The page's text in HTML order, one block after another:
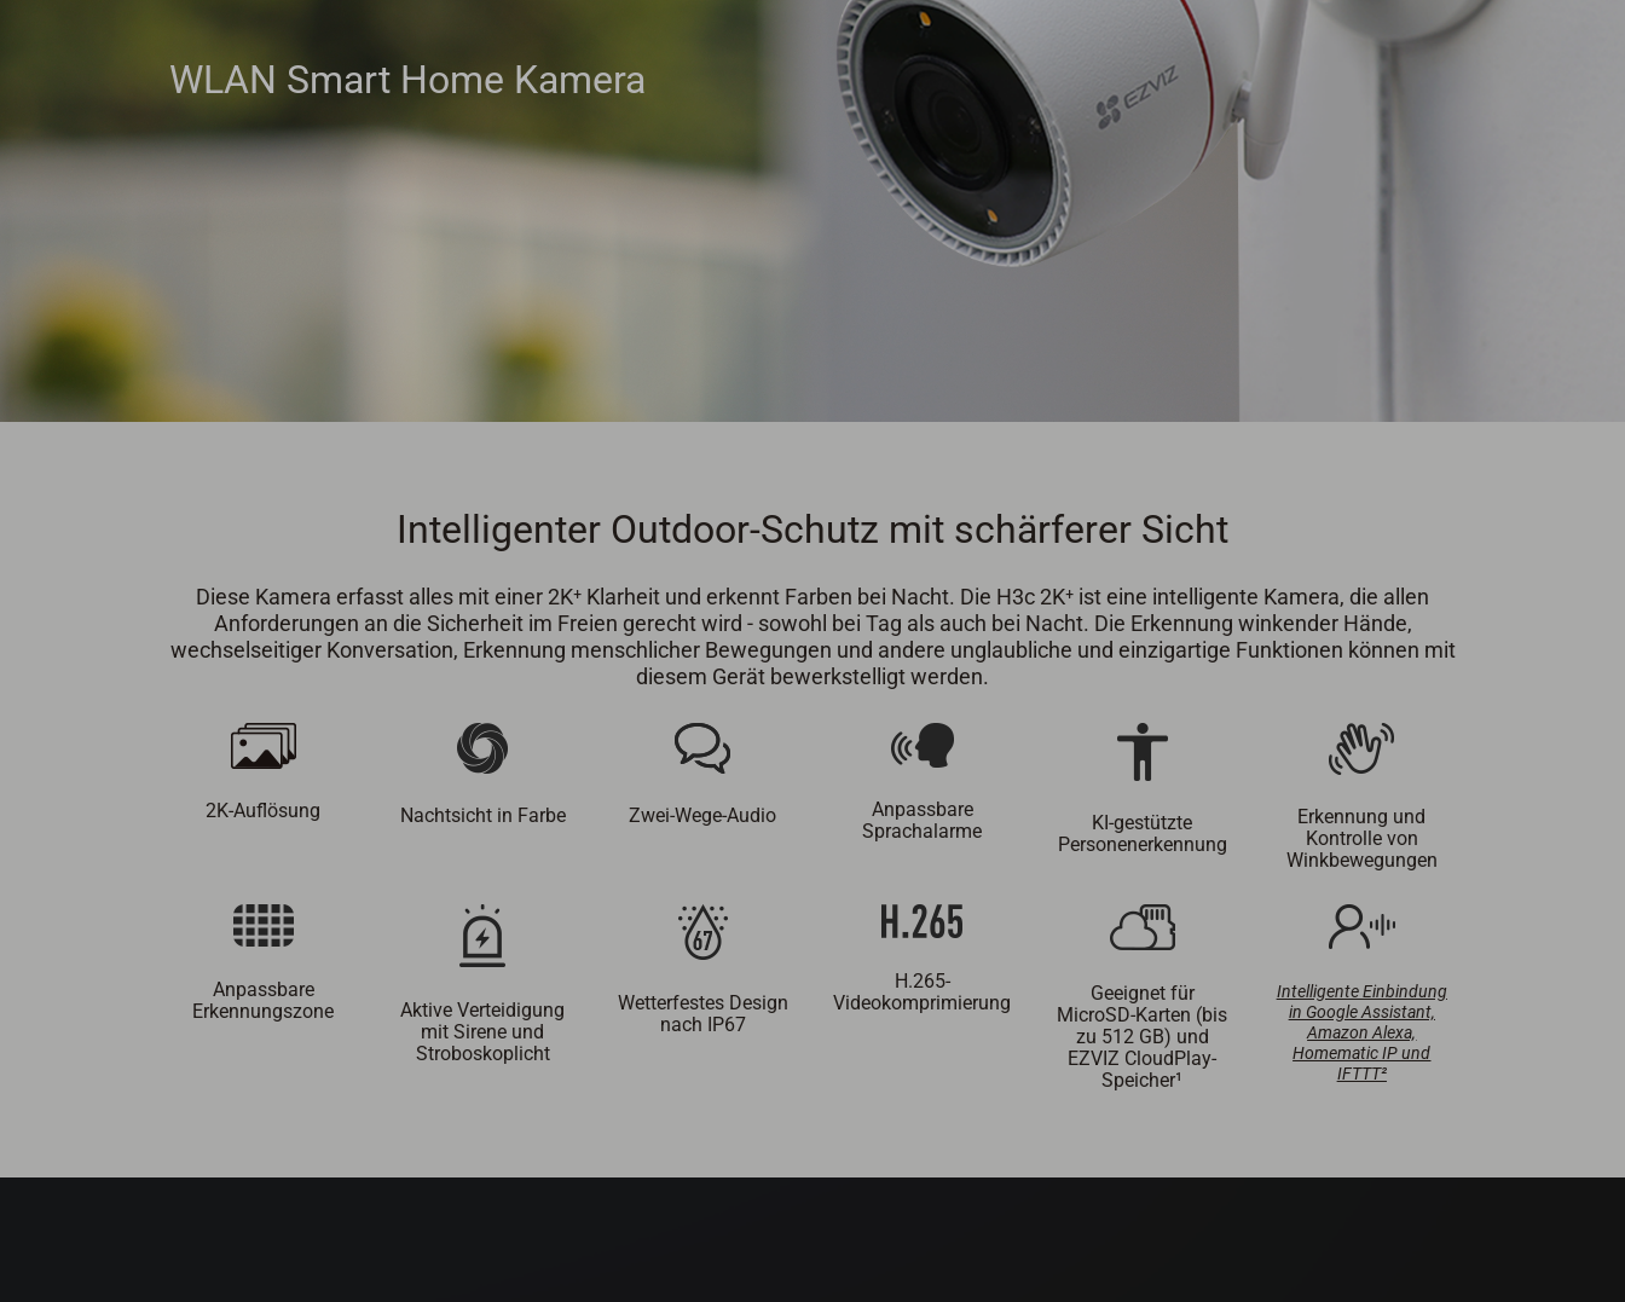
WLAN Smart Home Kamera
Intelligenter Outdoor-Schutz mit schärferer Sicht
Diese Kamera erfasst alles mit einer 2K⁺ Klarheit und erkennt Farben bei Nacht. Die H3c 2K⁺ ist eine intelligente Kamera, die allen
Anforderungen an die Sicherheit im Freien gerecht wird - sowohl bei Tag als auch bei Nacht. Die Erkennung winkender Hände,
wechselseitiger Konversation, Erkennung menschlicher Bewegungen und andere unglaubliche und einzigartige Funktionen können mit
diesem Gerät bewerkstelligt werden.
2K-Auflösung Nachtsicht in Farbe Zwei-Wege-Audio
Anpassbare
Sprachalarme
KI-gestützte
Personenerkennung
Erkennung und
Kontrolle von
Winkbewegungen
Anpassbare
Erkennungszone
Aktive Verteidigung
mit Sirene und
Stroboskoplicht
Wetterfestes Design
nach IP67
H.265-
Videokomprimierung
Geeignet für
MicroSD-Karten (bis
zu 512 GB) und
EZVIZ CloudPlay-
Speicher¹
Intelligente Einbindung
in Google Assistant,
Amazon Alexa,
Homematic IP und
IFTTT²